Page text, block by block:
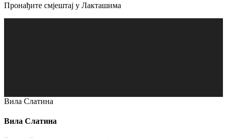
Пронађите смјештај у Лакташима
Вила Слатина
Вила Слатина